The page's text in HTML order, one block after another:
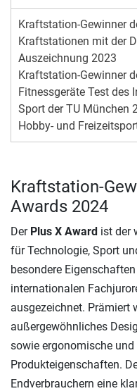
Kraftstation-Gewinner
Kraftstationen mit der
Auszeichnung 2023
Kraftstation-Gewinner
Fitnessgeräte Test des
Sport der TU München
Hobby- und
Kraftstation-
Awards 2024
Der Plus X Award ist der
für Technologie, Sport
besondere
internationalen
ausgezeichnet. Prämiert
außergewöhnliches
sowie ergonomische
Produkteigenschaften.
Endverbrauchern eine